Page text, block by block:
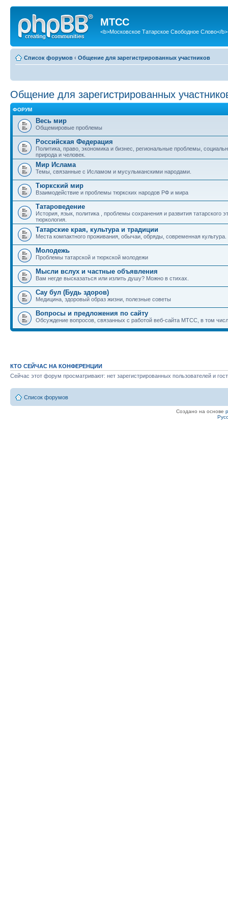
МТСС
<b>Московское Татарское Свободное Слово</b>
Список форумов ‹ Общение для зарегистрированных участников
Общение для зарегистрированных
ФОРУМ
Весь мир
Общемировые проблемы
Российская Федерация
Политика, право, экономика и бизнес, региональные проблемы,
природа и человек.
Мир Ислама
Темы, связанные с Исламом и мусульманскими народами.
Тюркский мир
Взаимодействие и проблемы тюркских народов РФ и мира
Татароведение
История, язык, политика , проблемы сохранения и развития татарского
тюркология.
Татарские края, культура и традиции
Места компактного проживания, обычаи, обряды, современная культура.
Молодежь
Проблемы татарской и тюркской молодежи
Мысли вслух и частные объявления
Вам негде высказаться или излить душу? Можно в стихах.
Сау бул (Будь здоров)
Медицина, здоровый образ жизни, полезные советы
Вопросы и предложения по сайту
Обсуждение вопросов, связанных с работой веб-сайта МТСС, в том
КТО СЕЙЧАС НА КОНФЕРЕНЦИИ
Сейчас этот форум просматривают: нет зарегистрированных пользователей и
Список форумов
Создано на основе